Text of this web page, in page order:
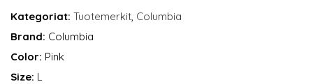
Kategoriat: Tuotemerkit Columbia
Brand: Columbia
Color: Pink
Size: L